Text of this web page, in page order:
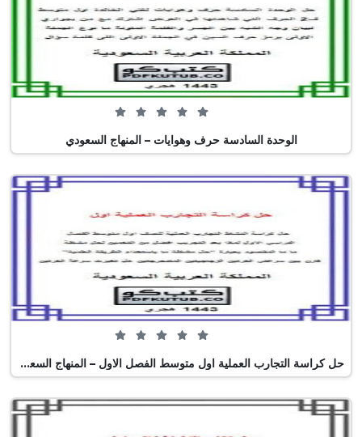
0 من 5 (0 تصويت)
الوحدة السادسة حرف وهوايات – المنهاج السعودي
0 من 5 (0 تصويت)
حل كراسة التجارب العملية اول متوسط الفصل الاول – المنهاج السعودي